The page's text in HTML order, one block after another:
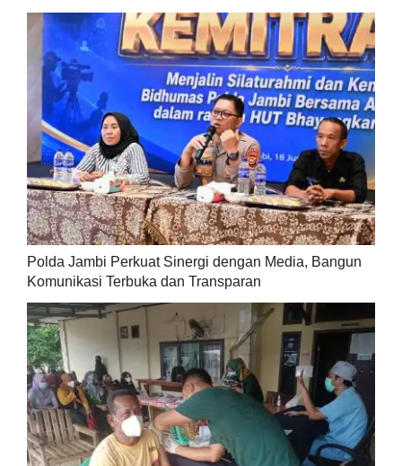
Polda Jambi Perkuat Sinergi dengan Media, Bangun
Komunikasi Terbuka dan Transparan